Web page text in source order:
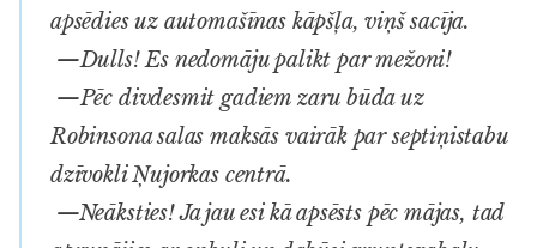
apsēdies uz automašīnas kāpšļa, viņš sacīja.
—Dulls! Es nedomāju palikt par mežoni!
—Pēc divdesmit gadiem zaru būda uz
Robinsona salas maksās vairāk par septiņistabu
dzīvokli Ņujorkas centrā.
—Neāksties! Ja jau esi kā apsēsts pēc mājas, tad